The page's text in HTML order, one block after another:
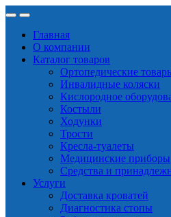
Skip
navigation
Skip
contentГлавная
О компании
Каталог товаров
Ортопедические
Инвалидные коляски
Кислородное
Костыли
Ходунки
Трости
Кресла-туалеты
Медицинские приборы
Средства и
Услуги
Доставка кроватей
Диагностика стопы